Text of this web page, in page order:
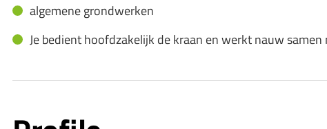
algemene grondwerken
Je bedient hoofdzakelijk de kraan en werkt nauw samen